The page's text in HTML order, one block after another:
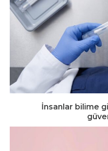
İnsanlar bilime